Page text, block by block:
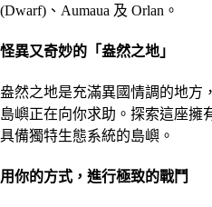
(Dwarf)、Aumaua 及 Orlan。
怪異又奇妙的「盎然之地」
盎然之地是充滿異國情調的地方
島嶼正在向你求助。探索這座擁
具備獨特生態系統的島嶼。
用你的方式，進行極致的戰鬥